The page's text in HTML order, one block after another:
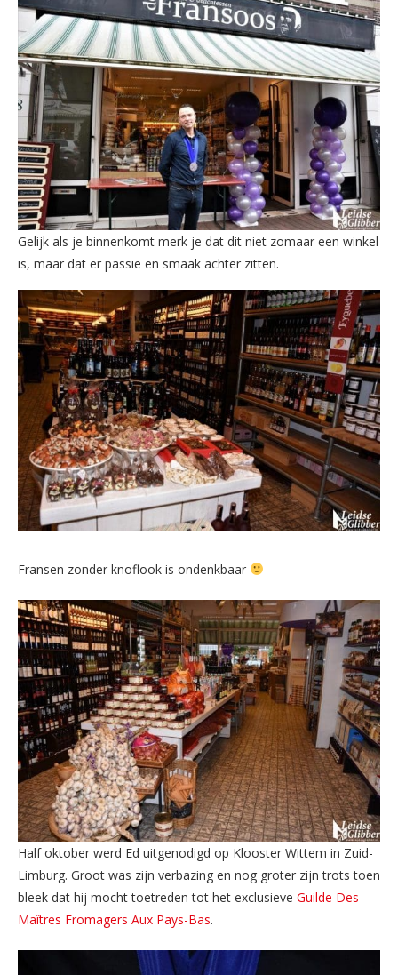
Gelijk als je binnenkomt merk je dat dit niet zomaar een winkel
is, maar dat er passie en smaak achter zitten.
Fransen zonder knoflook is ondenkbaar
Half oktober werd Ed uitgenodigd op Klooster Wittem in Zuid-
Limburg. Groot was zijn verbazing en nog groter zijn trots toen
bleek dat hij mocht toetreden tot het exclusieve Guilde Des
Maîtres Fromagers Aux Pays-Bas.